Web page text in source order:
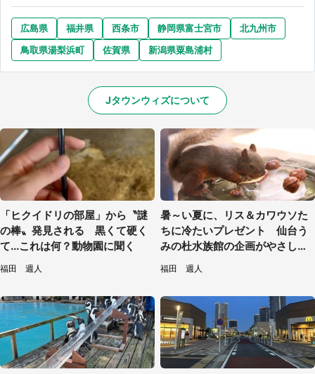
広島県 福井県 西条市 静岡県富士宮市
北九州市
鳥取県湯梨浜町
佐賀県 新潟県粟島浦村
Jタウンウィズについて
「ヒクイドリの部屋」から〝謎
の棒〟発見される 黒くて硬く
て...これは何？動物園に聞く
福田 週人
暑～い夏に、リス＆カワウソた
ちに冷たいプレゼント 仙台う
みの杜水族館の企画がやさしい
【7／31～8／23】
福田 週人